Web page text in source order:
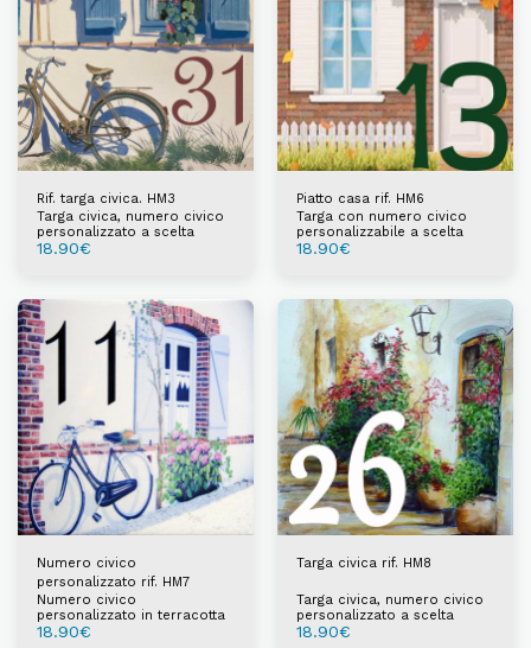
Rif. targa civica. HM3
Targa civica, numero civico
personalizzato a scelta
18.90€
Piatto casa rif. HM6
Targa con numero civico
personalizzabile a scelta
18.90€
Numero civico
personalizzato rif. HM7
Numero civico
personalizzato in terracotta
18.90€
Targa civica rif. HM8
Targa civica, numero civico
personalizzato a scelta
18.90€